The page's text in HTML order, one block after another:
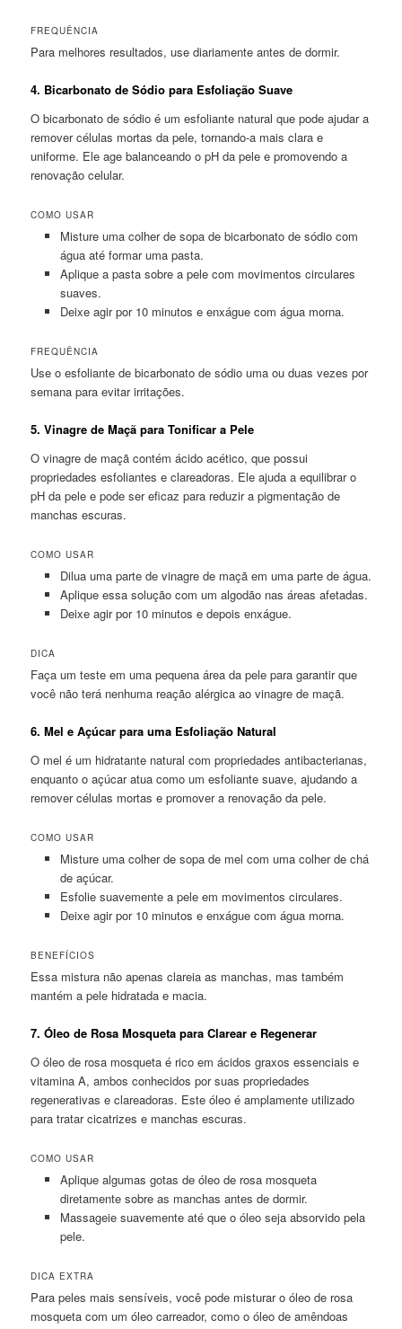
FREQUÊNCIA
Para melhores resultados, use diariamente antes de dormir.
4. Bicarbonato de Sódio para Esfoliação Suave
O bicarbonato de sódio é um esfoliante natural que pode ajudar a
remover células mortas da pele, tornando-a mais clara e
uniforme. Ele age balanceando o pH da pele e promovendo a
renovação celular.
COMO USAR
Misture uma colher de sopa de bicarbonato de sódio com
água até formar uma pasta.
Aplique a pasta sobre a pele com movimentos circulares
suaves.
Deixe agir por 10 minutos e enxágue com água morna.
FREQUÊNCIA
Use o esfoliante de bicarbonato de sódio uma ou duas vezes por
semana para evitar irritações.
5.Vinagre de Maçã para Tonificar a Pele
O vinagre de maçã contém ácido acético, que possui
propriedades esfoliantes e clareadoras. Ele ajuda a equilibrar o
pH da pele e pode ser eficaz para reduzir a pigmentação de
manchas escuras.
COMO USAR
Dilua uma parte de vinagre de maçã em uma parte de água.
Aplique essa solução com um algodão nas áreas afetadas.
Deixe agir por 10 minutos e depois enxágue.
DICA
Faça um teste em uma pequena área da pele para garantir que
você não terá nenhuma reação alérgica ao vinagre de maçã.
6.Mel e Açúcar para uma Esfoliação Natural
O mel é um hidratante natural com propriedades antibacterianas,
enquanto o açúcar atua como um esfoliante suave, ajudando a
remover células mortas e promover a renovação da pele.
COMO USAR
Misture uma colher de sopa de mel com uma colher de chá
de açúcar.
Esfolie suavemente a pele em movimentos circulares.
Deixe agir por 10 minutos e enxágue com água morna.
BENEFÍCIOS
Essa mistura não apenas clareia as manchas, mas também
mantém a pele hidratada e macia.
7.Óleo de Rosa Mosqueta para Clarear e Regenerar
O óleo de rosa mosqueta é rico em ácidos graxos essenciais e
vitamina A, ambos conhecidos por suas propriedades
regenerativas e clareadoras. Este óleo é amplamente utilizado
para tratar cicatrizes e manchas escuras.
COMO USAR
Aplique algumas gotas de óleo de rosa mosqueta
diretamente sobre as manchas antes de dormir.
Massageie suavemente até que o óleo seja absorvido pela
pele.
DICA EXTRA
Para peles mais sensíveis, você pode misturar o óleo de rosa
mosqueta com um óleo carreador, como o óleo de amêndoas